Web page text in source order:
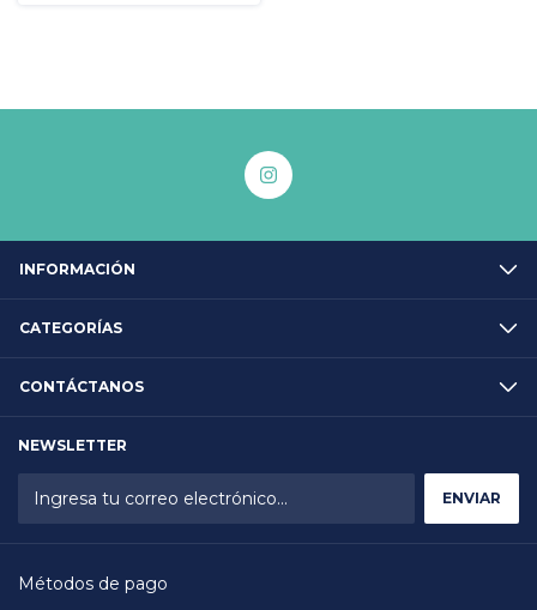
INFORMACIÓN
CATEGORÍAS
CONTÁCTANOS
NEWSLETTER
Métodos de pago